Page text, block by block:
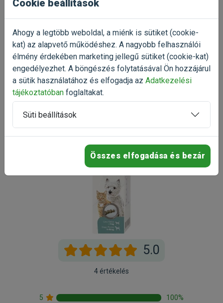
Már próbáltad a terméket?
Oszd meg tapasztalatod a többi gazdival!
Értékelés írása
5.0
4 értékelés
5
100%
Cookie beállítások
Ahogy a legtöbb weboldal, a miénk is sütiket (cookie-
kat) az alapvető működéshez. A nagyobb felhasználói
élmény érdekében marketing jellegű sütiket (cookie-kat)
engedélyezhet. A böngészés folytatásával Ön hozzájárul
a sütik használatához és elfogadja az Adatkezelési
tájékoztatóban foglaltakat.
Süti beállítások
Összes elfogadása és bezár